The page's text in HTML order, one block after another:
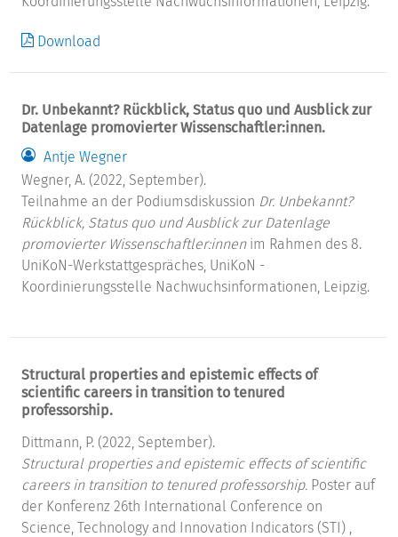
Download
Dr. Unbekannt? Rückblick, Status quo und Ausblick zur
Datenlage promovierter Wissenschaftler:innen.
Antje Wegner
Wegner, A. (2022, September).
Teilnahme an der Podiumsdiskussion Dr. Unbekannt?
Rückblick, Status quo und Ausblick zur Datenlage
promovierter Wissenschaftler:innenim Rahmen des 8.
UniKoN-Werkstattgespräches, UniKoN -
Koordinierungsstelle Nachwuchsinformationen, Leipzig.
Structural properties and epistemic effects of
scientific careers in transition to tenured
professorship.
Dittmann, P. (2022, September).
Structural properties and epistemic effects of scientific
careers in transition to tenured professorship. Poster auf
der Konferenz 26th International Conference on
Science, Technology and Innovation Indicators (STI) ,